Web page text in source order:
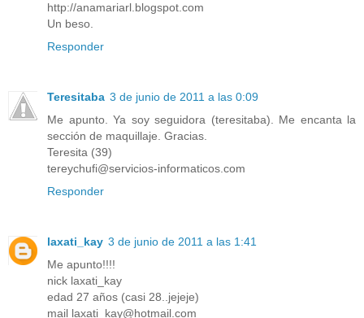
http://anamariarl.blogspot.com
Un beso.
Responder
Teresitaba 3 de junio de 2011 a las 0:09
Me apunto. Ya soy seguidora (teresitaba). Me encanta la
sección de maquillaje. Gracias.
Teresita (39)
tereychufi@servicios-informaticos.com
Responder
laxati_kay 3 de junio de 2011 a las 1:41
Me apunto!!!!
nick laxati_kay
edad 27 años (casi 28..jejeje)
mail laxati_kay@hotmail.com